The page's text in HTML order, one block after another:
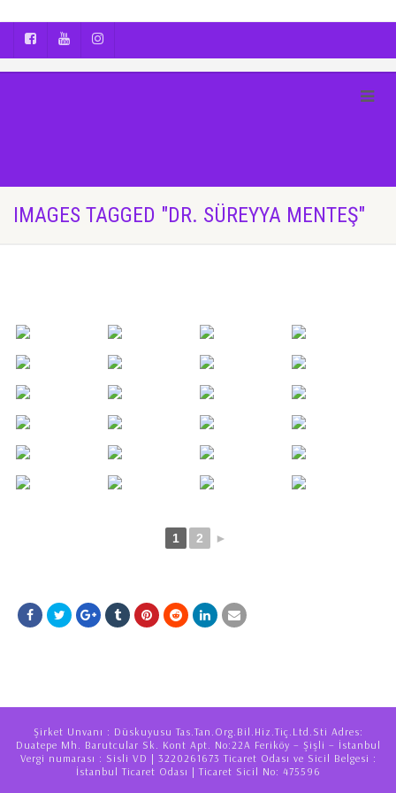
IMAGES TAGGED "DR. SÜREYYA MENTEŞ"
1 2 ►
Şirket Unvanı : Düskuyusu Tas.Tan.Org.Bil.Hiz.Tiç.Ltd.Sti Adres:
Duatepe Mh. Barutcular Sk. Kont Apt. No:22A Feriköy – Şişli – İstanbul
Vergi numarası : Sisli VD | 3220261673 Ticaret Odası ve Sicil Belgesi :
İstanbul Ticaret Odası | Ticaret Sicil No: 475596